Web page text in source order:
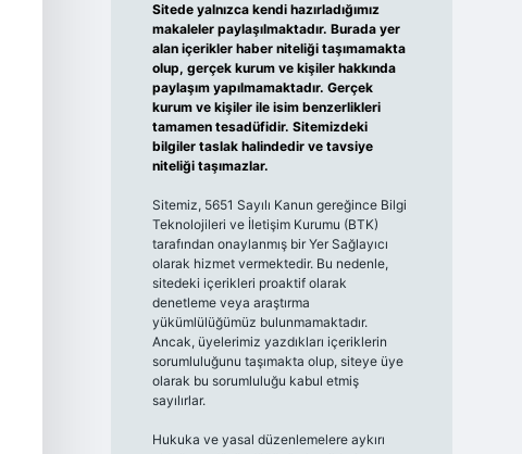
Sitede yalnızca kendi hazırladığımız
makaleler paylaşılmaktadır. Burada yer
alan içerikler haber niteliği taşımamakta
olup, gerçek kurum ve kişiler hakkında
paylaşım yapılmamaktadır. Gerçek
kurum ve kişiler ile isim benzerlikleri
tamamen tesadüfidir. Sitemizdeki
bilgiler taslak halindedir ve tavsiye
niteliği taşımazlar.
Sitemiz, 5651 Sayılı Kanun gereğince Bilgi
Teknolojileri ve İletişim Kurumu (BTK)
tarafından onaylanmış bir Yer Sağlayıcı
olarak hizmet vermektedir. Bu nedenle,
sitedeki içerikleri proaktif olarak
denetleme veya araştırma
yükümlülüğümüz bulunmamaktadır.
Ancak, üyelerimiz yazdıkları içeriklerin
sorumluluğunu taşımakta olup, siteye üye
olarak bu sorumluluğu kabul etmiş
sayılırlar.
Hukuka ve yasal düzenlemelere aykırı